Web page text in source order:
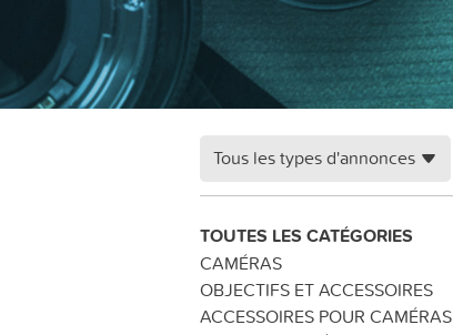
Tous les types d'annonces
TOUTES LES CATÉGORIES
CAMÉRAS
OBJECTIFS ET ACCESSOIRES
ACCESSOIRES POUR CAMÉRAS